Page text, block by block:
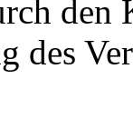
den
des